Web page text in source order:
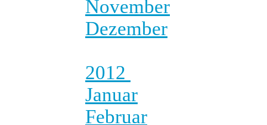
November
Dezember
2012
Januar
Februar